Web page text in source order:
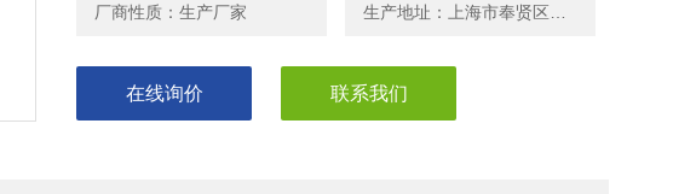
厂商性质：生产厂家
在线询价 联系我们